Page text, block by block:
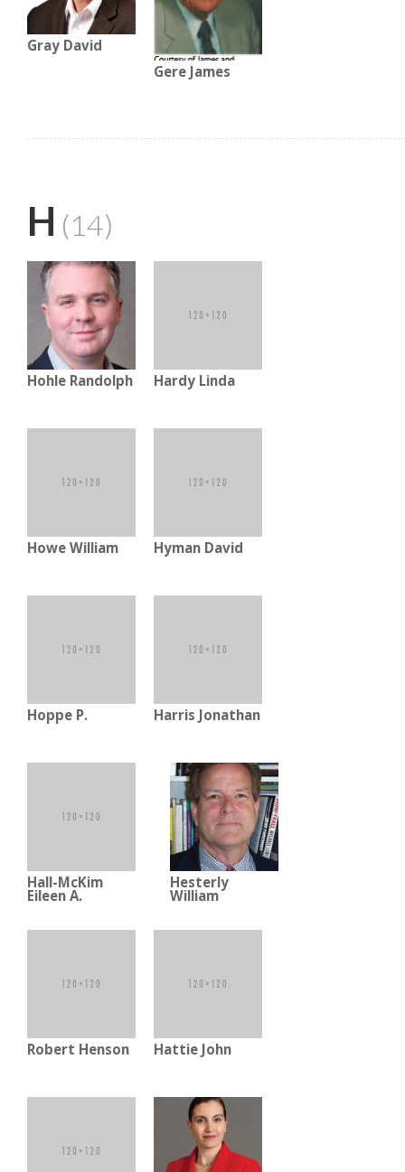
Gray David
Gere James
H (14)
Hohle Randolph Hardy Linda
Howe William Hyman David
Hoppe P. Harris Jonathan
Hall-McKim
Eileen A.
Hesterly
William
Robert Henson Hattie John